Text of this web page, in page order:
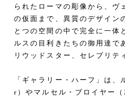
られたローマの彫像から、ヴ
の仮面まで、異質のデザイン
とつの空間の中で完全に一体
ルスの目利きたちの御用達で
リウッドスター、セレブリテ
「ギャラリー・ハーフ」は
r）やマルセル・ブロイヤー